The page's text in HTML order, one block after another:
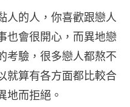
人的人，你喜歡跟戀人
也會很開心，而異地戀
考驗，很多戀人都熬不
就算有各方面都比較合
地而拒絕。